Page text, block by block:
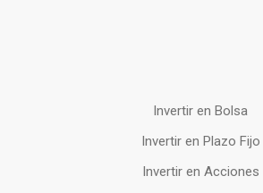
Invertir en Bolsa
Invertir en Plazo Fijo
Invertir en Acciones